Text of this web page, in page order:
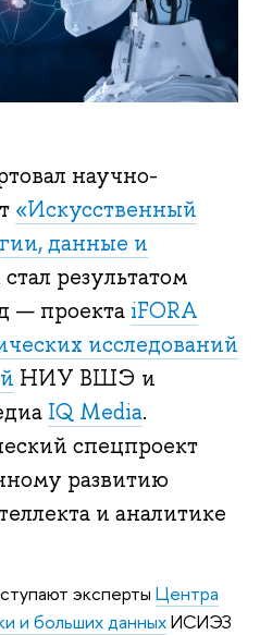
научно-
«Искусственный
данные и
результатом
— проекта iFORA
исследований
НИУ ВШЭ и
IQ Media.
спецпроект
развитию
и аналитике
эксперты Центра
и больших данныхИСИЭЗ